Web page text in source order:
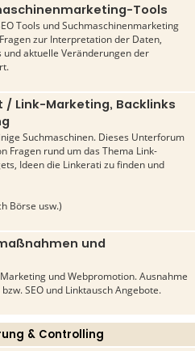
Tools
Tools und Suchmaschinenmarketing
zur Interpretation der Daten,
und aktuelle Veränderungen der
Link-Marketing, Backlinks
Suchmaschinen. Dieses Unterforum
Fragen rund um das Thema Link-
Ideen die Linkerati zu finden und
Börse usw.)
und
und Webpromotion. Ausnahme
SEO und Linktausch Angebote.
& Controlling